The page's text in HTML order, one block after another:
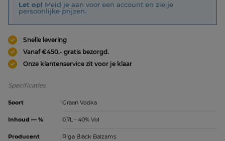
Let op! Meld je aan voor een account en zie je
persoonlijke prijzen.
Snelle levering
Vanaf €450,- gratis bezorgd.
Onze klantenservice zit voor je klaar
Specificaties
Soort Graan Vodka
Inhoud — % 0.7L - 40% Vol
Producent Riga Black Balzams